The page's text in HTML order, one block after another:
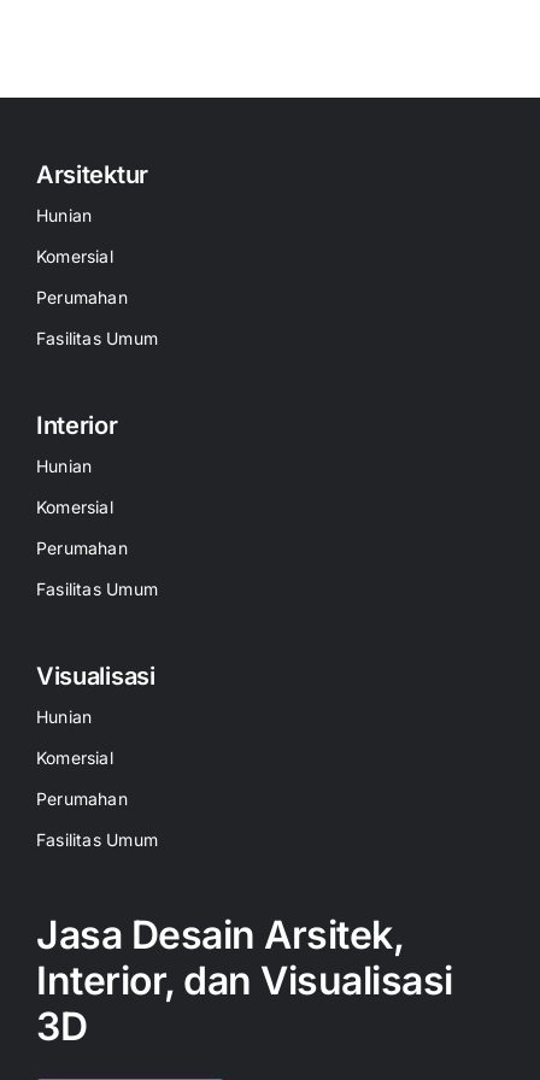
Arsitektur
Hunian
Komersial
Perumahan
Fasilitas Umum
Interior
Hunian
Komersial
Perumahan
Fasilitas Umum
Visualisasi
Hunian
Komersial
Perumahan
Fasilitas Umum
Jasa Desain Arsitek,
Interior, dan Visualisasi
3D